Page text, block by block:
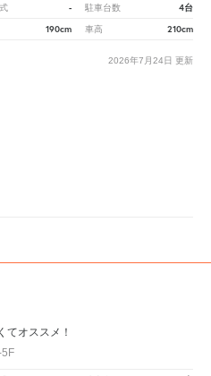
- 駐車台数 4台
190cm 車高 210cm
2026年7月24日 更新
てオススメ！